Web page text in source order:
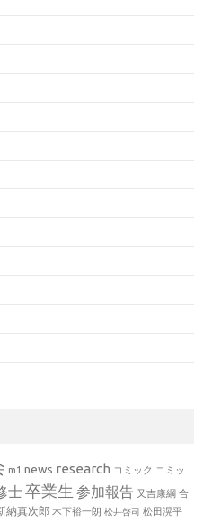
m1 news research コミック コミッ
士卒業生 参加報告 又吉康綱 合
納真次郎 木下裕一朗 松井啓司 松田滉平